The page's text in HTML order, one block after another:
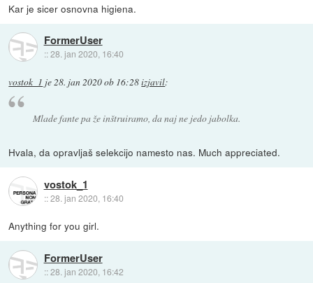
Kar je sicer osnovna higiena.
FormerUser
::28. jan 2020, 16:40
vostok_1 je28. jan 2020 ob 16:28izjavil:
Mlade fante pa že inštruiramo, da naj ne jedo jabolka.
Hvala, da opravljaš selekcijo namesto nas. Much appreciated.
vostok_1
::28. jan 2020, 16:40
Anything for you girl.
FormerUser
::28. jan 2020, 16:42